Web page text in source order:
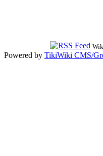
Powered by TikiWiki CMS/